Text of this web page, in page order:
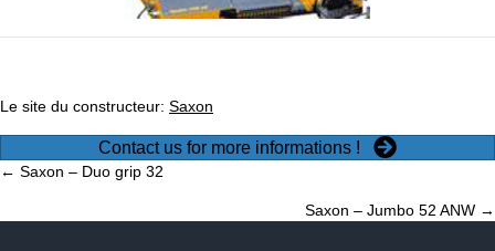
Le site du constructeur: Saxon
Contact us for more informations !
Posts
navigation
← Saxon – Duo grip 32
Saxon – Jumbo 52 ANW →